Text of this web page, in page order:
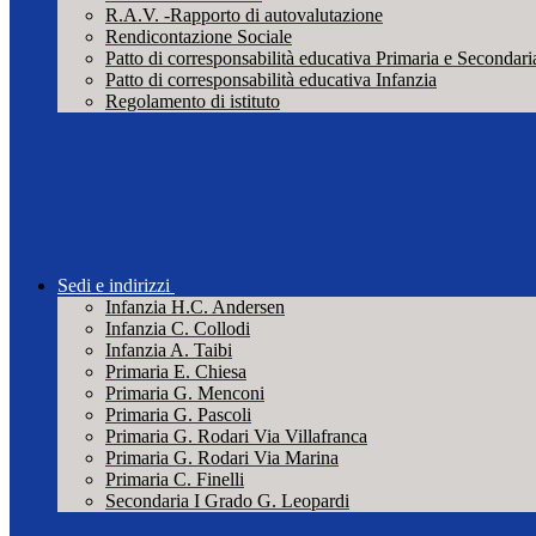
R.A.V. -Rapporto di autovalutazione
Rendicontazione Sociale
Patto di corresponsabilità educativa Primaria e
Patto di corresponsabilità educativa Infanzia
Regolamento di istituto
Sedi e indirizzi
Infanzia H.C. Andersen
Infanzia C. Collodi
Infanzia A. Taibi
Primaria E. Chiesa
Primaria G. Menconi
Primaria G. Pascoli
Primaria G. Rodari Via Villafranca
Primaria G. Rodari Via Marina
Primaria C. Finelli
Secondaria I Grado G. Leopardi